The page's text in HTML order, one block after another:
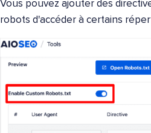
Vous pouvez ajouter des
robots d'accéder à certains